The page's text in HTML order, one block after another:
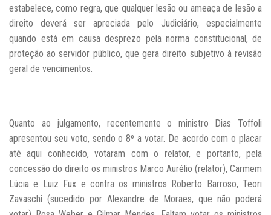
estabelece, como regra, que qualquer lesão ou ameaça de lesão a
direito deverá ser apreciada pelo Judiciário, especialmente
quando está em causa desprezo pela norma constitucional, de
proteção ao servidor público, que gera direito subjetivo à revisão
geral de vencimentos.
Quanto ao julgamento, recentemente o ministro Dias Toffoli
apresentou seu voto, sendo o 8º a votar. De acordo com o placar
até aqui conhecido, votaram com o relator, e portanto, pela
concessão do direito os ministros Marco Aurélio (relator), Carmem
Lúcia e Luiz Fux e contra os ministros Roberto Barroso, Teori
Zavaschi (sucedido por Alexandre de Moraes, que não poderá